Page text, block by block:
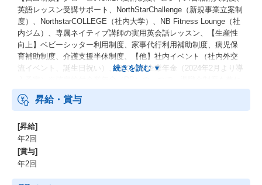
英語レッスン受講サポート、NorthStarChallenge（新規事業立案制
度）、NorthstarCOLLEGE（社内大学）、NB Fitness Lounge（社
内ジム）、専属ネイティブ講師の実用英会話レッスン、【生産性
向上】ベビーシッター利用制度、家事代行利用補助制度、病児保
育補助制度、介護支援半休制度、【他】社内イベント（社内外交
流イベント、誕生日祝い）、はぐくみ企業年金（2024年2月より導
備えた年金制度です。
昇給・賞与
[昇給]
年2回
[賞与]
年2回